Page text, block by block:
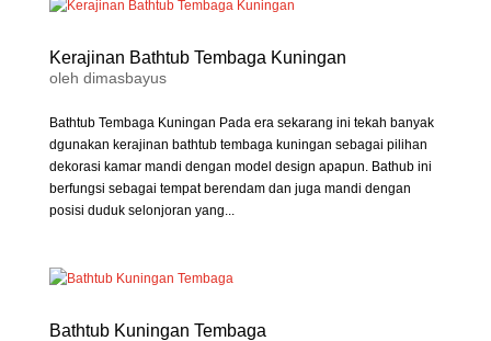
Kerajinan Bathtub Tembaga Kuningan
oleh dimasbayus
Bathtub Tembaga Kuningan Pada era sekarang ini tekah banyak
dgunakan kerajinan bathtub tembaga kuningan sebagai pilihan
dekorasi kamar mandi dengan model design apapun. Bathub ini
berfungsi sebagai tempat berendam dan juga mandi dengan
posisi duduk selonjoran yang...
Bathtub Kuningan Tembaga